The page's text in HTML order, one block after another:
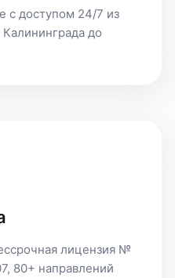
с доступом 24/7 из
до
лицензия №
80+ направлений